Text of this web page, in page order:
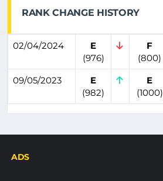
RANK CHANGE HISTORY
02/04/2024
E
(976)
F
(800)
09/05/2023
E
(982)
E
(1000)
ADS